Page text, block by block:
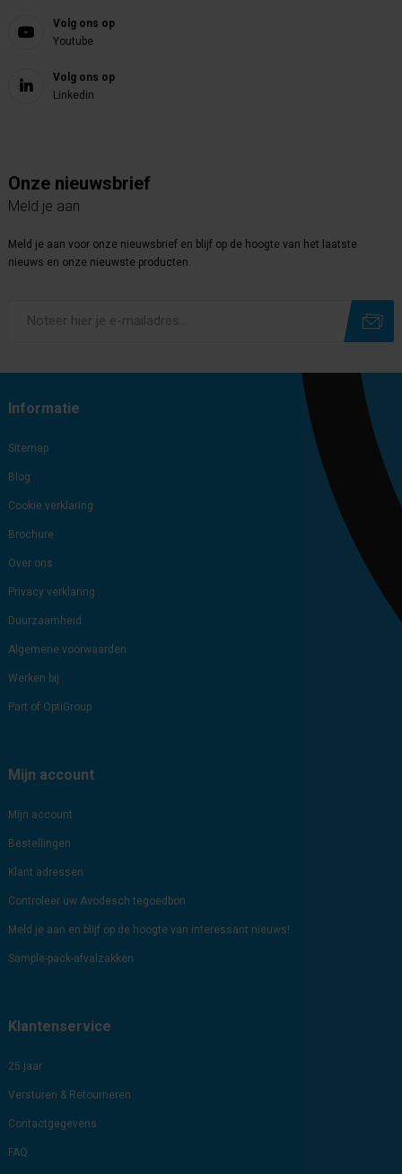
Volg ons op
Youtube
Volg ons op
Linkedin
Onze nieuwsbrief
Meld je aan
Meld je aan voor onze nieuwsbrief en blijf op de hoogte van het laatste
nieuws en onze nieuwste producten.
Informatie
Sitemap
Blog
Cookie verklaring
Brochure
Over ons
Privacy verklaring
Duurzaamheid
Algemene voorwaarden
Werken bij
Part of OptiGroup
Mijn account
Mijn account
Bestellingen
Klant adressen
Controleer uw Avodesch tegoedbon
Meld je aan en blijf op de hoogte van interessant nieuws!
Sample-pack-afvalzakken
Klantenservice
25 jaar
Versturen & Retourneren
Contactgegevens
FAQ